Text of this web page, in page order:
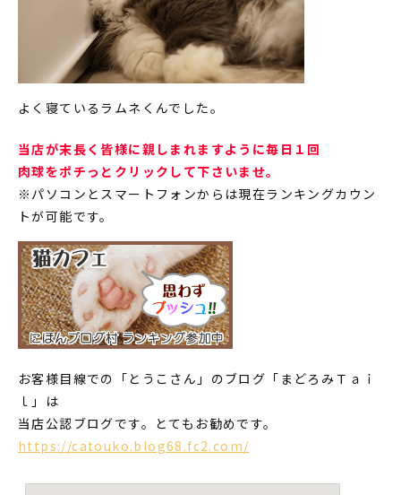
よく寝ているラムネくんでした。
当店が末長く皆様に親しまれますように毎日１回
肉球をポチっとクリックして下さいませ。
※パソコンとスマートフォンからは現在ランキングカウン
トが可能です。
お客様目線での「とうこさん」のブログ「まどろみＴａｉ
ｌ」は
当店公認ブログです。とてもお勧めです。
https://catouko.blog68.fc2.com/